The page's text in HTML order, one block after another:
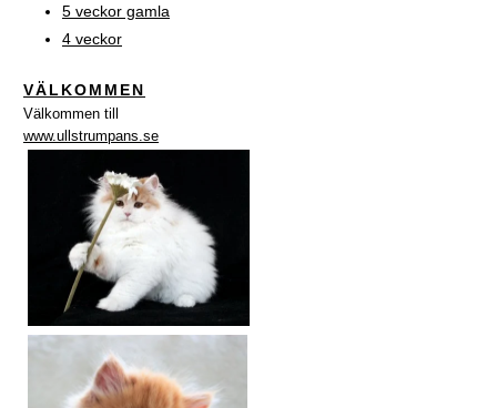
5 veckor gamla
4 veckor
VÄLKOMMEN
Välkommen till
www.ullstrumpans.se